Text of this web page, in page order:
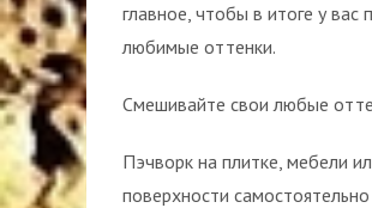
главное, чтобы в итоге у
любимые оттенки.
Смешивайте свои любые
Пэчворк на плитке, мебели
поверхности